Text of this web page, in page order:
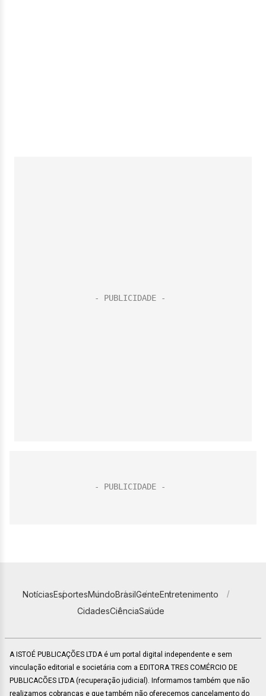
NotíciasEsportesMundoBrasilGenteEntretenimento
CidadesCiênciaSaúde
A ISTOÉ PUBLICAÇÕES LTDA é um portal digital independente e sem
vinculação editorial e societária com a EDITORA TRES COMÉRCIO DE
PUBLICACÕES LTDA (recuperação judicial). Informamos também que não
realizamos cobranças e que também não oferecemos cancelamento do